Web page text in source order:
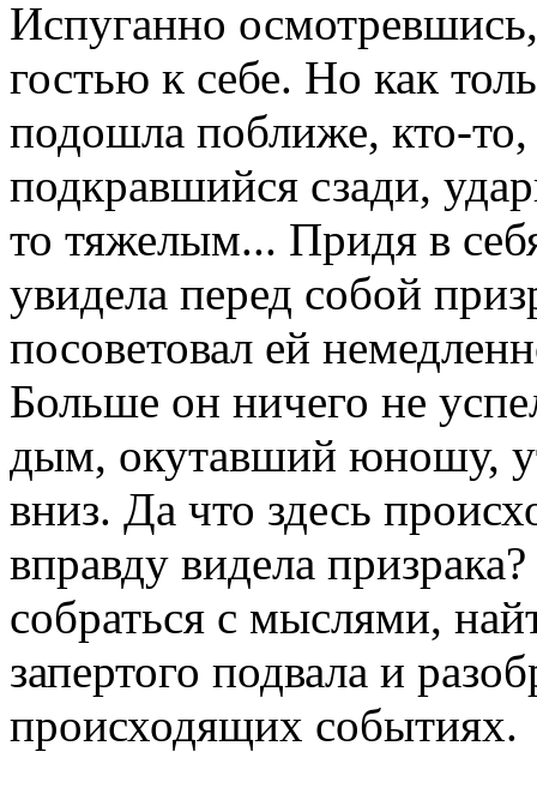
Испуганно
гостью к себе. Но как
подошла поближе, кто-
подкравшийся сзади,
то тяжелым... Придя в
увидела перед собой
посоветовал ей
Больше он ничего не
дым, окутавший юношу,
вниз. Да что здесь
вправду видела
собраться с мыслями,
запертого подвала и
происходящих событиях.